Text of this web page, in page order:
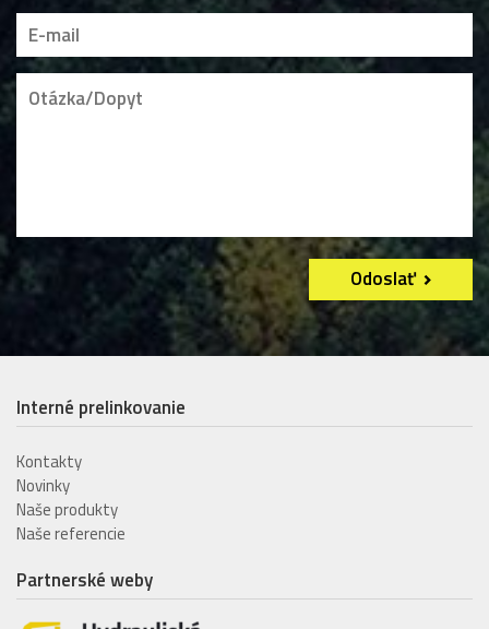
Odoslať
Interné prelinkovanie
Kontakty
Novinky
Naše produkty
Naše referencie
Partnerské weby